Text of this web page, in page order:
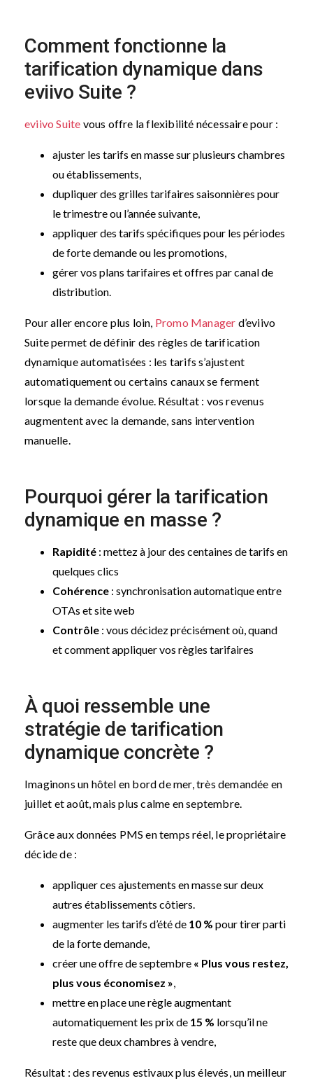
Comment fonctionne la
tarification dynamique dans
eviivo Suite ?
eviivo Suite vous offre la flexibilité nécessaire pour :
ajuster les tarifs en masse sur plusieurs chambres
ou établissements,
dupliquer des grilles tarifaires saisonnières pour
le trimestre ou l’année suivante,
appliquer des tarifs spécifiques pour les périodes
de forte demande ou les promotions,
gérer vos plans tarifaires et offres par canal de
distribution.
Pour aller encore plus loin, Promo Manager d’eviivo
Suite permet de définir des règles de tarification
dynamique automatisées : les tarifs s’ajustent
automatiquement ou certains canaux se ferment
lorsque la demande évolue. Résultat : vos revenus
augmentent avec la demande, sans intervention
manuelle.
Pourquoi gérer la tarification
dynamique en masse ?
Rapidité : mettez à jour des centaines de tarifs en
quelques clics
Cohérence : synchronisation automatique entre
OTAs et site web
Contrôle : vous décidez précisément où, quand
et comment appliquer vos règles tarifaires
À quoi ressemble une
stratégie de tarification
dynamique concrète ?
Imaginons un hôtel en bord de mer, très demandée en
juillet et août, mais plus calme en septembre.
Grâce aux données PMS en temps réel, le propriétaire
décide de :
appliquer ces ajustements en masse sur deux
autres établissements côtiers.
augmenter les tarifs d’été de 10 % pour tirer parti
de la forte demande,
créer une offre de septembre « Plus vous restez,
plus vous économisez »,
mettre en place une règle augmentant
automatiquement les prix de 15 % lorsqu’il ne
reste que deux chambres à vendre,
Résultat : des revenus estivaux plus élevés, un meilleur